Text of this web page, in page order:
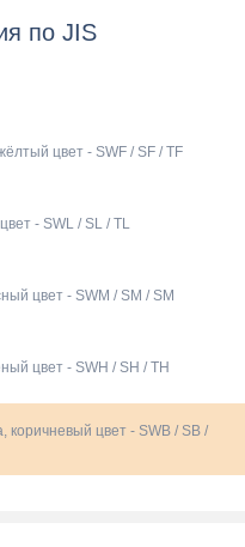
по JIS
цвет - SWF / SF / TF
- SWL / SL / TL
цвет - SWM / SM / SM
цвет - SWH / SH / TH
коричневый цвет - SWB / SB /